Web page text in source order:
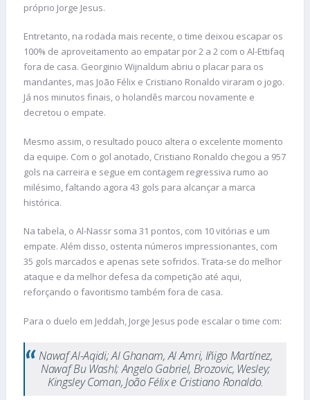
próprio Jorge Jesus.
Entretanto, na rodada mais recente, o time deixou escapar os
100% de aproveitamento ao empatar por 2 a 2 com o Al-Ettifaq
fora de casa. Georginio Wijnaldum abriu o placar para os
mandantes, mas João Félix e Cristiano Ronaldo viraram o jogo.
Já nos minutos finais, o holandês marcou novamente e
decretou o empate.
Mesmo assim, o resultado pouco altera o excelente momento
da equipe. Com o gol anotado, Cristiano Ronaldo chegou a 957
gols na carreira e segue em contagem regressiva rumo ao
milésimo, faltando agora 43 gols para alcançar a marca
histórica.
Na tabela, o Al-Nassr soma 31 pontos, com 10 vitórias e um
empate. Além disso, ostenta números impressionantes, com
35 gols marcados e apenas sete sofridos. Trata-se do melhor
ataque e da melhor defesa da competição até aqui,
reforçando o favoritismo também fora de casa.
Para o duelo em Jeddah, Jorge Jesus pode escalar o time com:
Nawaf Al-Aqidi; Al Ghanam, Al Amri, Iñigo Martínez,
Nawaf Bu Washl; Angelo Gabriel, Brozovic, Wesley;
Kingsley Coman, João Félix e Cristiano Ronaldo.